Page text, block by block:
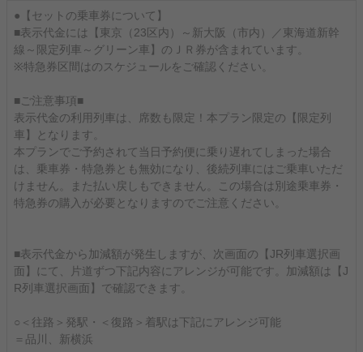
●【セットの乗車券について】
■表示代金には【東京（23区内）～新大阪（市内）／東海道新幹
線～限定列車～グリーン車】のＪＲ券が含まれています。
※特急券区間はのスケジュールをご確認ください。
■ご注意事項■
表示代金の利用列車は、席数も限定！本プラン限定の【限定列
車】となります。
本プランでご予約されて当日予約便に乗り遅れてしまった場合
は、乗車券・特急券とも無効になり、後続列車にはご乗車いただ
けません。また払い戻しもできません。この場合は別途乗車券・
特急券の購入が必要となりますのでご注意ください。
■表示代金から加減額が発生しますが、次画面の【JR列車選択画
面】にて、片道ずつ下記内容にアレンジが可能です。加減額は【J
R列車選択画面】で確認できます。
○＜往路＞発駅・＜復路＞着駅は下記にアレンジ可能
＝品川、新横浜